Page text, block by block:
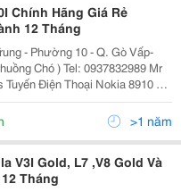
Chính Hãng Giá Rẻ
12 Tháng
- Phường 10 - Q. Gò Vấp-
Chó ) Tel: 0937832989 Mr
8910 Cổ
>1 năm
V3I Gold, L7 ,V8 Gold Và
Tháng